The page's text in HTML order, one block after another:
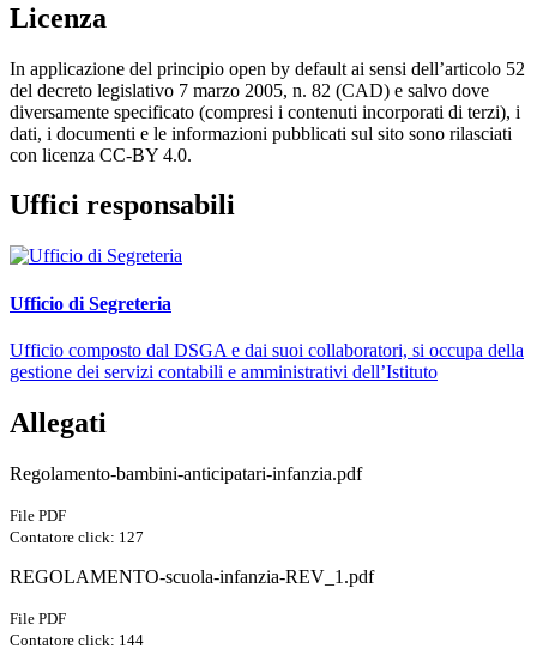
Licenza
In applicazione del principio open by default ai sensi dell’articolo 52
del decreto legislativo 7 marzo 2005, n. 82 (CAD) e salvo dove
diversamente specificato (compresi i contenuti incorporati di terzi), i
dati, i documenti e le informazioni pubblicati sul sito sono rilasciati
con licenza CC-BY 4.0.
Uffici responsabili
Ufficio di Segreteria
Ufficio composto dal DSGA e dai suoi collaboratori, si occupa della
gestione dei servizi contabili e amministrativi dell’Istituto
Allegati
Regolamento-bambini-anticipatari-infanzia.pdf
File PDF
Contatore click: 127
REGOLAMENTO-scuola-infanzia-REV_1.pdf
File PDF
Contatore click: 144